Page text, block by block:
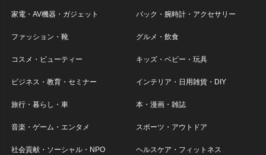
家電・AV機器・ガジェット バック・腕時計・アクセサリー
ファッション・靴 グルメ・飲食
コスメ・ビューティー キッズ・ベビー・玩具
ビジネス・教育・セミナー インテリア・日用雑貨・DIY
旅行・暮らし・車 本・漫画・雑誌
音楽・ゲーム・エンタメ スポーツ・アウトドア
社会貢献・ソーシャル・NPO ヘルスケア・フィットネス